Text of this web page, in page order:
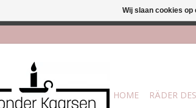
HOME RÄDER
Wij slaan cookies op
Afhalen is mogelijk bij Trotz